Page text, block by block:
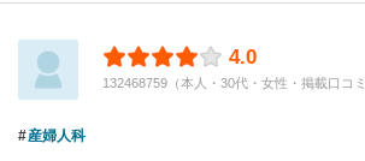
4.0
132468759（本人・30代・女性・掲載口コミ
産婦人科